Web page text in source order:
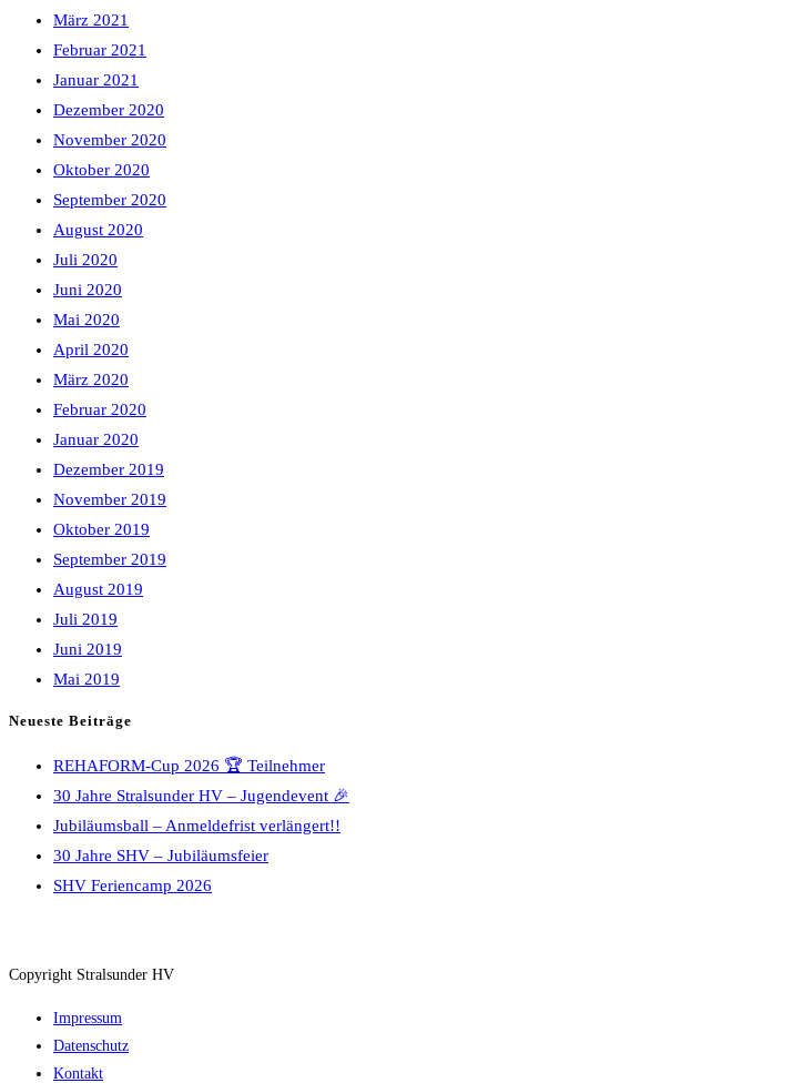
März 2021
Februar 2021
Januar 2021
Dezember 2020
November 2020
Oktober 2020
September 2020
August 2020
Juli 2020
Juni 2020
Mai 2020
April 2020
März 2020
Februar 2020
Januar 2020
Dezember 2019
November 2019
Oktober 2019
September 2019
August 2019
Juli 2019
Juni 2019
Mai 2019
Neueste Beiträge
REHAFORM-Cup 2026 🏆 Teilnehmer
30 Jahre Stralsunder HV – Jugendevent 🎉
Jubiläumsball – Anmeldefrist verlängert!!
30 Jahre SHV – Jubiläumsfeier
SHV Feriencamp 2026
Copyright Stralsunder HV
Impressum
Datenschutz
Kontakt